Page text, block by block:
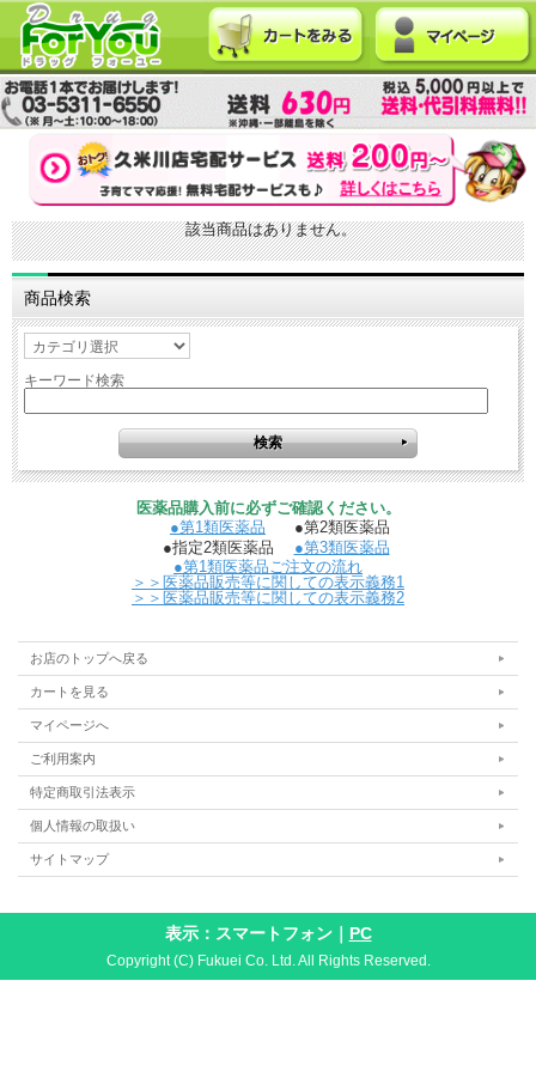
該当商品はありません。
商品検索
キーワード検索
医薬品購入前に必ずご確認ください。
●第1類医薬品
●第2類医薬品
●指定2類医薬品
●第3類医薬品
●第1類医薬品ご注文の流れ
＞＞医薬品販売等に関しての表示義務1
＞＞医薬品販売等に関しての表示義務2
お店のトップへ戻る
カートを見る
マイページへ
ご利用案内
特定商取引法表示
個人情報の取扱い
サイトマップ
表示：スマートフォン｜ PC
Copyright (C) Fukuei Co. Ltd. All Rights Reserved.